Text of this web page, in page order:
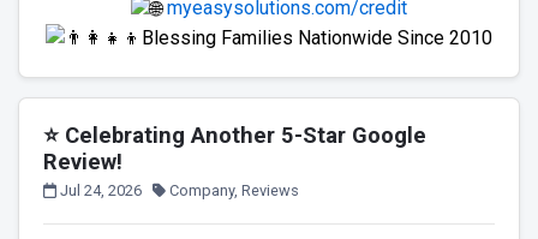
myeasysolutions.com/credit
Blessing Families Nationwide Since 2010
⭐ Celebrating Another 5-Star Google
Review!
Jul 24, 2026 Company, Reviews